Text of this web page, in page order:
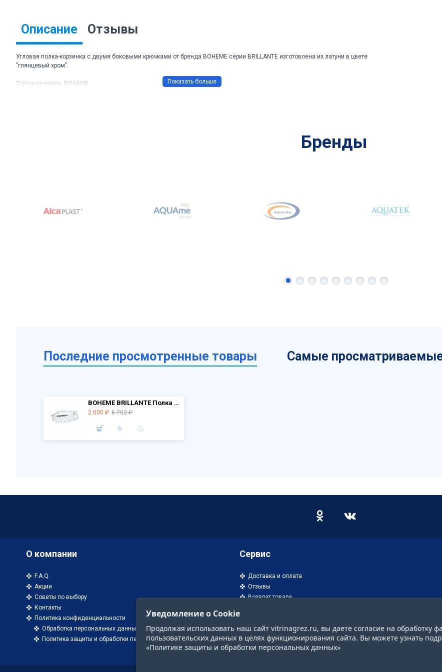
Описание Отзывы
Угловая полка-корзинка с двумя боковыми крючками от бренда BOHEME серии BRILLANTE изготовлена из латуни в цвете
"глянцевый хром".
Торговая марка: BOHEME
Бренды
Последние просмотренные товары Самые
BOHEME BRILLANTE Полка угловая (металл) 10446 РАСПРОДАЖА витринный экземпляр
2 000 ₽ 6 702 ₽
О компании
F.A.Q.
Акции
Советы по выбору
Контакты
Политика конфиденциальности
Обработка персональных данных
Политика защиты и обработки персональных данных
Сервис
Доставка и оплата
Отзывы
Возврат товара
Уведомление о Cookie
Продолжая использовать наш сайт vitrinagrez.ru, вы даете согласие на обработку
пользовательских данных в целях функционирования сайта. Вы можете узнать
«Политике защиты и обработки персональных данных»